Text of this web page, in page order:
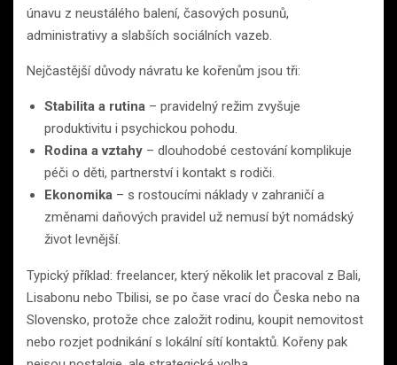
únavu z neustálého balení, časových posunů,
administrativy a slabších sociálních vazeb.
Nejčastější důvody návratu ke kořenům jsou tři:
Stabilita a rutina – pravidelný režim zvyšuje
produktivitu i psychickou pohodu.
Rodina a vztahy – dlouhodobé cestování komplikuje
péči o děti, partnerství i kontakt s rodiči.
Ekonomika – s rostoucími náklady v zahraničí a
změnami daňových pravidel už nemusí být nomádský
život levnější.
Typický příklad: freelancer, který několik let pracoval z Bali,
Lisabonu nebo Tbilisi, se po čase vrací do Česka nebo na
Slovensko, protože chce založit rodinu, koupit nemovitost
nebo rozjet podnikání s lokální sítí kontaktů. Kořeny pak